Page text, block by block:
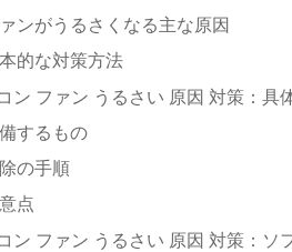
ンがうるさくなる主な原因
的な対策方法
ン ファン うるさい 原因 対策：具
するもの
の手順
点
ン ファン うるさい 原因 対策：ソ